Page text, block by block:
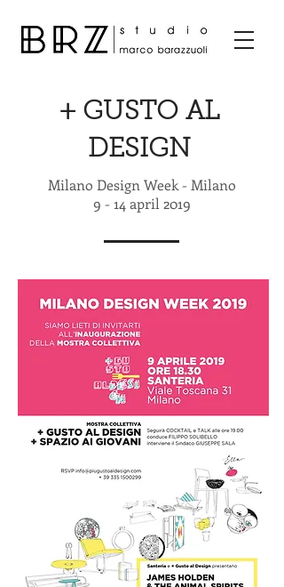
+ GUSTO AL
DESIGN
Milano Design Week - Milano
9 - 14 april 2019